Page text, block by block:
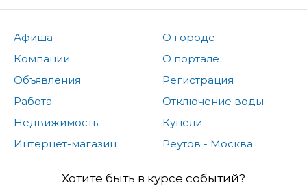
Афиша
Компании
Объявления
Работа
Недвижимость
Интернет-магазин
О городе
О портале
Регистрация
Отключение воды
Купели
Реутов - Москва
Хотите быть в курсе событий?